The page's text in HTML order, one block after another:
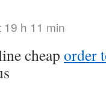
h 11 min
cheap order